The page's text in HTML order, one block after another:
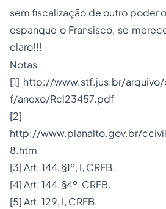
sem fiscalização de outro poder
espanque o Fransisco, se
claro!!!
Notas
[1] http://www.stf.jus.br/
f/anexo/Rcl23457.pdf
[2]
http://www.planalto.gov.br/
8.htm
[3]Art. 144, §1º, I, CRFB.
[4]Art. 144, §4º, CRFB.
[5]Art. 129, I, CRFB.